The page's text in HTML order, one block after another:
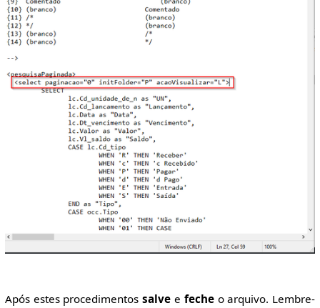
Após estes procedimentossalve e fecheo arquivo. Lembre-